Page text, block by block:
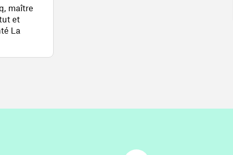
maître
et
La